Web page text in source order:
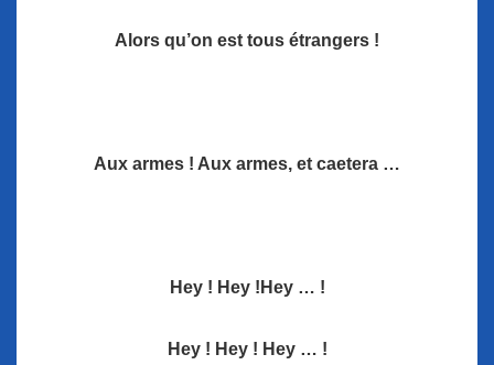
Alors qu’on est tous étrangers !
Aux armes ! Aux armes, et caetera …
Hey ! Hey !Hey … !
Hey ! Hey ! Hey … !